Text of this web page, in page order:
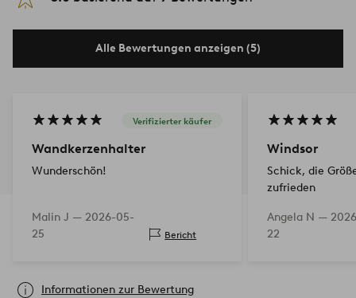
Alle Bewertungen anzeigen (5)
Verifizierter käufer
Wandkerzenhalter
Wunderschön!
Malin J — 2026-05-
25
Bericht
Windsor
Schick, die
zufrieden
Angela N —
22
Informationen zur Bewertung